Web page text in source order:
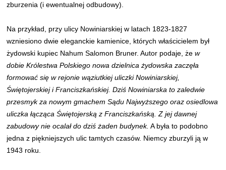
zburzenia (i ewentualnej odbudowy).
Na przykład, przy ulicy Nowiniarskiej w latach 1823-1827
wzniesiono dwie eleganckie kamienice, których właścicielem był
żydowski kupiec Nahum Salomon Bruner. Autor podaje, żew
dobie Królestwa Polskiego nowa dzielnica żydowska zaczęła
formować się w rejonie wąziutkiej uliczki Nowiniarskiej,
Świętojerskiej i Franciszkańskiej. Dziś Nowiniarska to zaledwie
przesmyk za nowym gmachem Sądu Najwyższego oraz osiedlowa
uliczka łącząca Świętojerską z Franciszkańską. Z jej dawnej
zabudowy nie ocalał do dziś żaden budynek. A była to podobno
jedna z piękniejszych ulic tamtych czasów. Niemcy zburzyli ją w
1943 roku.